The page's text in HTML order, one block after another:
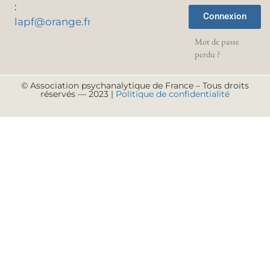
:
lapf@orange.fr
Connexion
Mot de passe
perdu ?
© Association psychanalytique de France – Tous droits
réservés — 2023 | Politique de confidentialité